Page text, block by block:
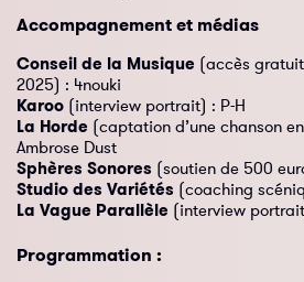
Accompagnement et médias
Conseil de la Musique (accès
2025) : 4nouki
Karoo (interview portrait) : P-H
La Horde (captation d’une chanson
Ambrose Dust
Sphères Sonores (soutien de 500
Studio des Variétés (coaching
La Vague Parallèle (interview
Programmation :